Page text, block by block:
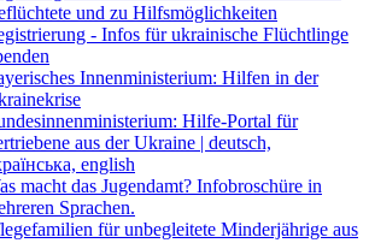
und zu Hilfsmöglichkeiten
- Infos für ukrainische Flüchtlinge
Innenministerium: Hilfen in der
Hilfe-Portal für
aus der Ukraine | deutsch,
english
macht das Jugendamt? Infobroschüre in
Sprachen.
für unbegleitete Minderjährige aus